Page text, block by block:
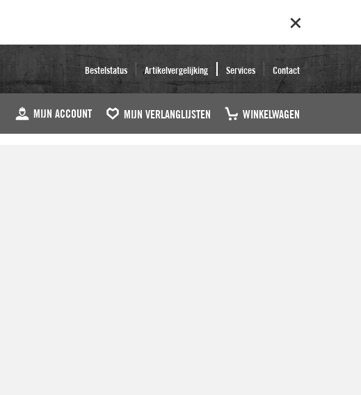
Bestelstatus Artikelvergelijking Services Contact
MIJN ACCOUNT MIJN VERLANGLIJSTEN WINKELWAGEN